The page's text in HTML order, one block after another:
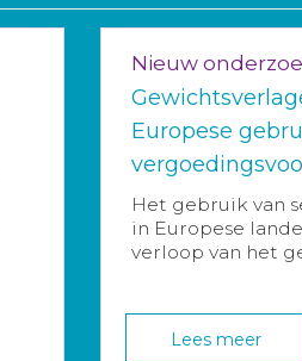
Nieuw
Europese
Het gebruik van
in Europese
verloop van het
Lees meer